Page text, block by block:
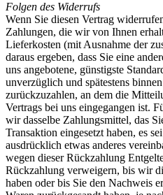
Folgen des Widerrufs
Wenn Sie diesen Vertrag
Zahlungen, die wir von Ihnen
Lieferkosten (mit Ausnahme der
daraus ergeben, dass Sie eine
uns angebotene, günstigste
unverzüglich und spätestens
zurückzuzahlen, an dem die
Vertrags bei uns eingegangen ist.
wir dasselbe Zahlungsmittel, das
Transaktion eingesetzt haben, es
ausdrücklich etwas anderes
wegen dieser Rückzahlung
Rückzahlung verweigern, bis wir
haben oder bis Sie den Nachweis